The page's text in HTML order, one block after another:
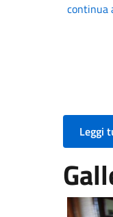
continua
Leggi